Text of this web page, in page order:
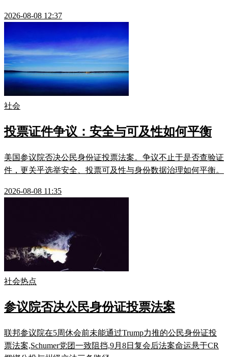
2026-08-08 12:37
社会
投票证件争议：安全与可及性如何平衡
美国参议院否决公民身份证投票法案。争议不止于是否查验证
件，更关乎选举安全、投票可及性与身份数据治理如何平衡。
2026-08-08 11:35
社会热点
参议院否决公民身份证投票法案
联邦参议院在5周休会前未能通过Trump力推的公民身份证投
票法案,Schumer党团一致阻挡,9月8日复会后法案命运悬于CR